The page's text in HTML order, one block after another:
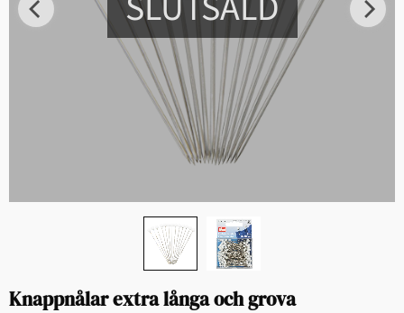
Knappnålar extra långa och grova